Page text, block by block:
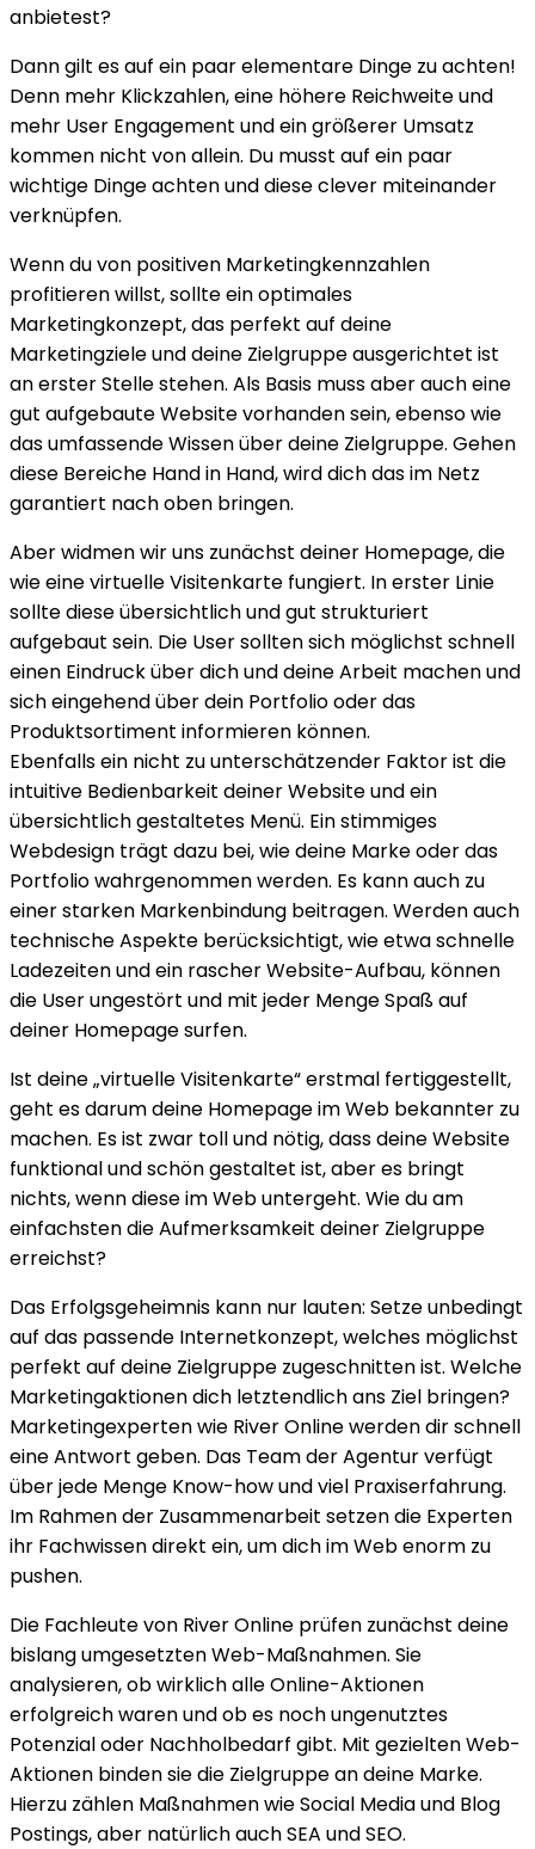
anbietest?
Dann gilt es auf ein paar elementare Dinge zu achten!
Denn mehr Klickzahlen, eine höhere Reichweite und
mehr User Engagement und ein größerer Umsatz
kommen nicht von allein. Du musst auf ein paar
wichtige Dinge achten und diese clever miteinander
verknüpfen.
Wenn du von positiven Marketingkennzahlen
profitieren willst, sollte ein optimales
Marketingkonzept, das perfekt auf deine
Marketingziele und deine Zielgruppe ausgerichtet ist
an erster Stelle stehen. Als Basis muss aber auch eine
gut aufgebaute Website vorhanden sein, ebenso wie
das umfassende Wissen über deine Zielgruppe. Gehen
diese Bereiche Hand in Hand, wird dich das im Netz
garantiert nach oben bringen.
Aber widmen wir uns zunächst deiner Homepage, die
wie eine virtuelle Visitenkarte fungiert. In erster Linie
sollte diese übersichtlich und gut strukturiert
aufgebaut sein. Die User sollten sich möglichst schnell
einen Eindruck über dich und deine Arbeit machen und
sich eingehend über dein Portfolio oder das
Produktsortiment informieren können.
Ebenfalls ein nicht zu unterschätzender Faktor ist die
intuitive Bedienbarkeit deiner Website und ein
übersichtlich gestaltetes Menü. Ein stimmiges
Webdesign trägt dazu bei, wie deine Marke oder das
Portfolio wahrgenommen werden. Es kann auch zu
einer starken Markenbindung beitragen. Werden auch
technische Aspekte berücksichtigt, wie etwa schnelle
Ladezeiten und ein rascher Website-Aufbau, können
die User ungestört und mit jeder Menge Spaß auf
deiner Homepage surfen.
Ist deine „virtuelle Visitenkarte“ erstmal fertiggestellt,
geht es darum deine Homepage im Web bekannter zu
machen. Es ist zwar toll und nötig, dass deine Website
funktional und schön gestaltet ist, aber es bringt
nichts, wenn diese im Web untergeht. Wie du am
einfachsten die Aufmerksamkeit deiner Zielgruppe
erreichst?
Das Erfolgsgeheimnis kann nur lauten: Setze unbedingt
auf das passende Internetkonzept, welches möglichst
perfekt auf deine Zielgruppe zugeschnitten ist. Welche
Marketingaktionen dich letztendlich ans Ziel bringen?
Marketingexperten wie River Online werden dir schnell
eine Antwort geben. Das Team der Agentur verfügt
über jede Menge Know-how und viel Praxiserfahrung.
Im Rahmen der Zusammenarbeit setzen die Experten
ihr Fachwissen direkt ein, um dich im Web enorm zu
pushen.
Die Fachleute von River Online prüfen zunächst deine
bislang umgesetzten Web-Maßnahmen. Sie
analysieren, ob wirklich alle Online-Aktionen
erfolgreich waren und ob es noch ungenutztes
Potenzial oder Nachholbedarf gibt. Mit gezielten Web-
Aktionen binden sie die Zielgruppe an deine Marke.
Hierzu zählen Maßnahmen wie Social Media und Blog
Postings, aber natürlich auch SEA und SEO.